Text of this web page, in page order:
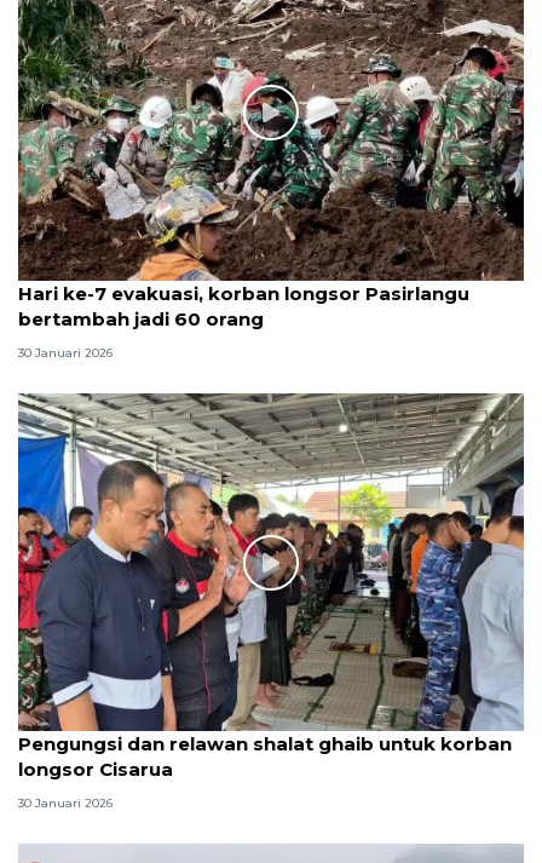
Hari ke-7 evakuasi, korban longsor Pasirlangu
bertambah jadi 60 orang
30 Januari 2026
Pengungsi dan relawan shalat ghaib untuk korban
longsor Cisarua
30 Januari 2026